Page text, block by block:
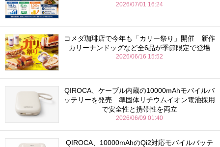
2026/07/01 16:24
コメダ珈琲店で今年も「カリー祭り」開催 新作
カリーナンドッグなど全6品が季節限定で登場
2026/06/16 15:52
QIROCA、ケーブル内蔵の10000mAhモバイルバ
ッテリーを発売 準固体リチウムイオン電池採用
で安全性と携帯性を両立
2026/06/09 01:40
QIROCA、10000mAhのQi2対応モバイルバッテ